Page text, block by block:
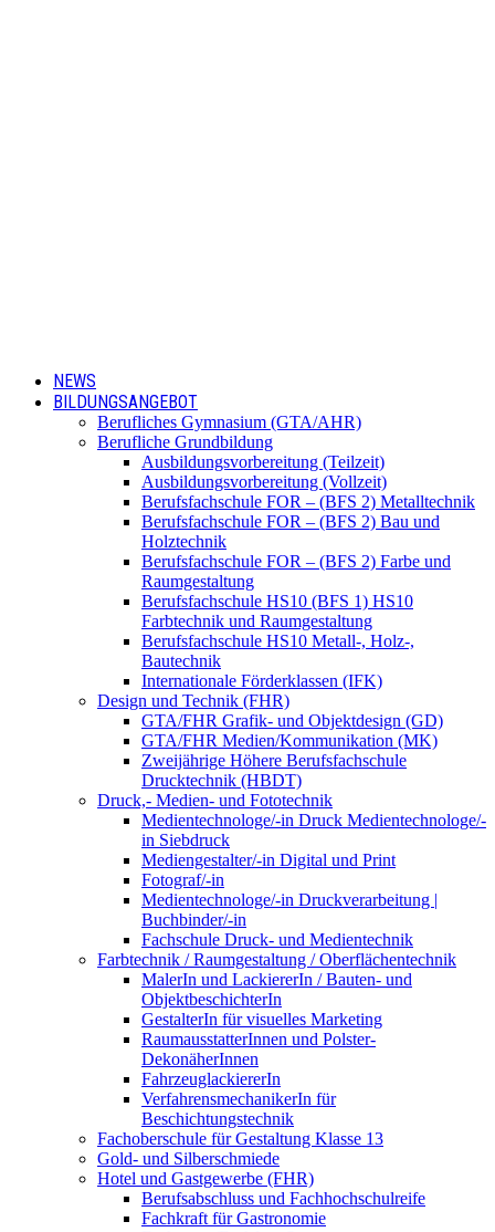
NEWS
BILDUNGSANGEBOT
Berufliches Gymnasium (GTA/AHR)
Berufliche Grundbildung
Ausbildungsvorbereitung (Teilzeit)
Ausbildungsvorbereitung (Vollzeit)
Berufsfachschule FOR – (BFS 2) Metalltechnik
Berufsfachschule FOR – (BFS 2) Bau und
Holztechnik
Berufsfachschule FOR – (BFS 2) Farbe und
Raumgestaltung
Berufsfachschule HS10 (BFS 1) HS10
Farbtechnik und Raumgestaltung
Berufsfachschule HS10 Metall-, Holz-,
Bautechnik
Internationale Förderklassen (IFK)
Design und Technik (FHR)
GTA/FHR Grafik- und Objektdesign (GD)
GTA/FHR Medien/Kommunikation (MK)
Zweijährige Höhere Berufsfachschule
Drucktechnik (HBDT)
Druck,- Medien- und Fototechnik
Medientechnologe/-in Druck Medientechnologe/-
in Siebdruck
Mediengestalter/-in Digital und Print
Fotograf/-in
Medientechnologe/-in Druckverarbeitung |
Buchbinder/-in
Fachschule Druck- und Medientechnik
Farbtechnik / Raumgestaltung / Oberflächentechnik
MalerIn und LackiererIn / Bauten- und
ObjektbeschichterIn
GestalterIn für visuelles Marketing
RaumausstatterInnen und Polster-
DekonäherInnen
FahrzeuglackiererIn
VerfahrensmechanikerIn für
Beschichtungstechnik
Fachoberschule für Gestaltung Klasse 13
Gold- und Silberschmiede
Hotel und Gastgewerbe (FHR)
Berufsabschluss und Fachhochschulreife
Fachkraft für Gastronomie